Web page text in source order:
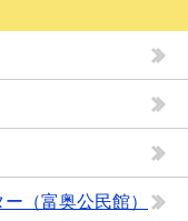
（富奥公民館）